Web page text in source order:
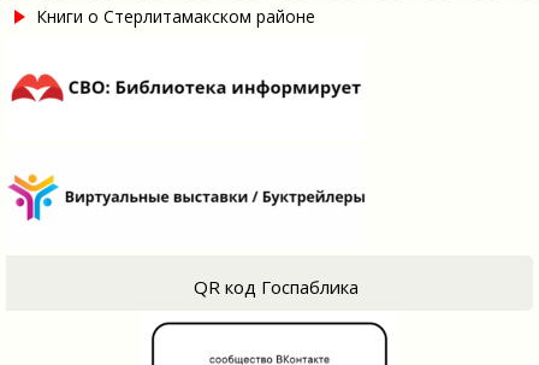
Книги о Стерлитамакском районе
QR код Госпаблика